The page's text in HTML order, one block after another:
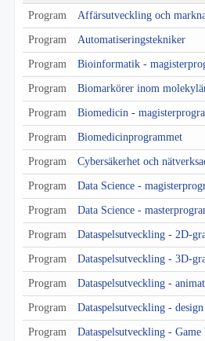
Program Affärsutveckling och
Program Automatiseringstekniker
Program Bioinformatik -
Program Biomarkörer inom
Program Biomedicin -
Program Biomedicinprogrammet
Program Cybersäkerhet och
Program Data Science -
Program Data Science -
Program Dataspelsutveckling - 2D-
Program Dataspelsutveckling - 3D-
Program Dataspelsutveckling -
Program Dataspelsutveckling - design
Program Dataspelsutveckling -